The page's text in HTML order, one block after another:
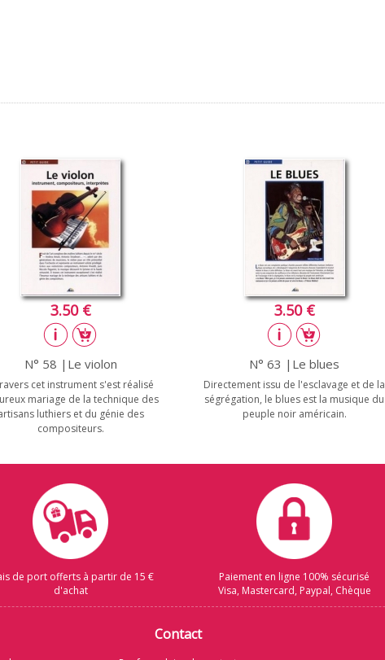
3.50 €
N° 58 |Le violon
cet instrument s'est réalisé
mariage de la technique des
luthiers et du génie des
compositeurs.
3.50 €
N° 63 |Le blues
Directement issu de l'esclavage et de la
ségrégation, le blues est la musique du
peuple noir américain.
de port offerts à partir de 15 €
d'achat
Paiement en ligne 100% sécurisé
Visa, Mastercard, Paypal, Chèque
Contact